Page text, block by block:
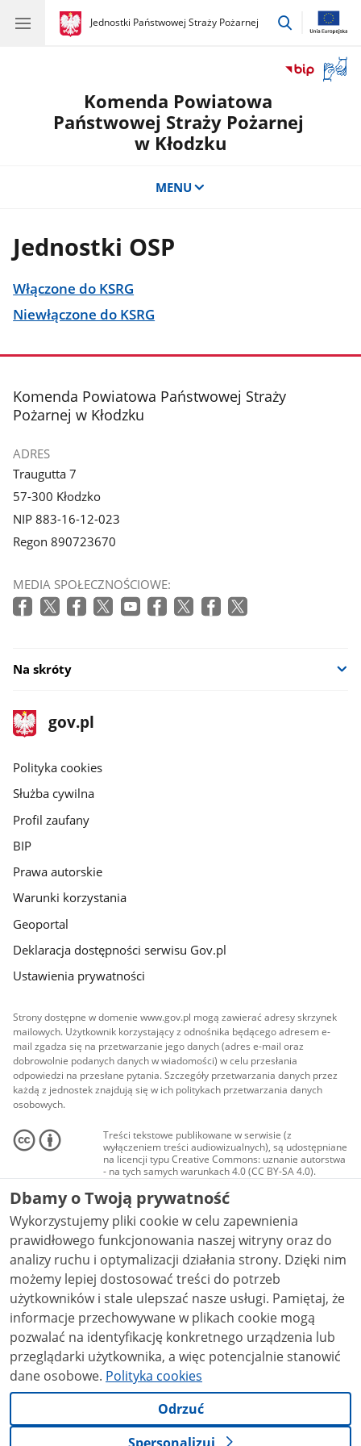
gov.pl
Jednostki Państwowej Straży Pożarnej
gov.pl
Jednostki
przejdź
okno
Komenda Powiatowa
Państwowej Straży Pożarnej
w Kłodzku
MENU
Jednostki OSP
Włączone do KSRG
Niewłączone do KSRG
stopka
Komenda Powiatowa Państwowej Straży
Pożarnej w Kłodzku
ADRES
Traugutta 7
57-300 Kłodzko
NIP 883-16-12-023
Regon 890723670
MEDIA SPOŁECZNOŚCIOWE:
Na skróty
stopka
gov.pl
Strona
gov.pl
gov.pl
Polityka cookies
Służba cywilna
Profil zaufany
BIP
Prawa autorskie
Warunki korzystania
Geoportal
Deklaracja dostępności serwisu Gov.pl
Ustawienia prywatności
Strony dostępne w domenie www.gov.pl mogą zawierać adresy skrzynek
mailowych. Użytkownik korzystający z odnośnika będącego adresem e-
mail zgadza się na przetwarzanie jego danych (adres e-mail oraz
dobrowolnie podanych danych w wiadomości) w celu przesłania
odpowiedzi na przesłane pytania. Szczegóły przetwarzania danych przez
każdą z jednostek znajdują się w ich politykach przetwarzania danych
osobowych.
Treści tekstowe publikowane w serwisie (z
wyłączeniem treści audiowizualnych), są udostępniane
na licencji typu Creative Commons: uznanie autorstwa
- na tych samych warunkach 4.0 (CC BY-SA 4.0).
Materiały audiowizualne, w tym zdjęcia, materiały
audio i wideo, są udostępniane na licencji typu
Creative Commons: uznanie autorstwa użycie
niekomercyjne - bez utworów zależnych 4.0 (CC BY-
NC-ND 4.0), o ile nie jest to stwierdzone inaczej.
Dbamy o Twoją prywatność
Wykorzystujemy pliki cookie w celu zapewnienia
prawidłowego funkcjonowania naszej witryny oraz do
analizy ruchu i optymalizacji działania strony. Dzięki nim
możemy lepiej dostosować treści do potrzeb
użytkowników i stale ulepszać nasze usługi. Pamiętaj, że
informacje przechowywane w plikach cookie mogą
pozwalać na identyfikację konkretnego urządzenia lub
przeglądarki użytkownika, a więc potencjalnie stanowić
dane osobowe. Polityka cookies
Odrzuć